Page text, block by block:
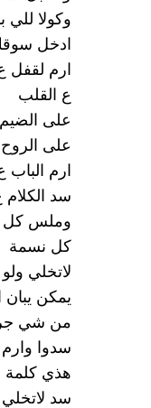
وكولا
ادخل
ارم لقفل
ع القلب
على الضيم
على
ارم الباب
سد
وملس كل
كل نسمة
لاتخلي ولو
يمكن يبان
من شي
سدوا
هذي كلمة
سد